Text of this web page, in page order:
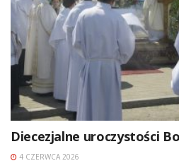
Diecezjalne uroczystości
4 CZERWCA 2026